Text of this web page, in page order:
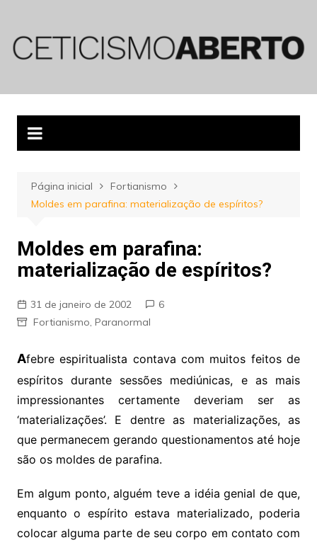
conteúdo
Página inicial
Fortianismo
Moldes em parafina: materialização de espíritos?
Moldes em parafina:
materialização de espíritos?
31 de janeiro de 2002
6
Fortianismo Paranormal
Afebre espiritualista contava com muitos feitos de
espíritos durante sessões mediúnicas, e as mais
impressionantes certamente deveriam ser as
‘materializações’. E dentre as materializações, as
que permanecem gerando questionamentos até hoje
são os moldes de parafina.
Em algum ponto,alguém teve a idéia genial de que,
enquanto o espírito estava materializado, poderia
colocar alguma parte de seu corpo em contato com